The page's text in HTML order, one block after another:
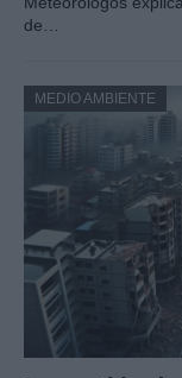
de…
MEDIO AMBIENTE